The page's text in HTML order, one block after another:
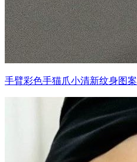
手臂彩色手猫爪小清新纹身图案